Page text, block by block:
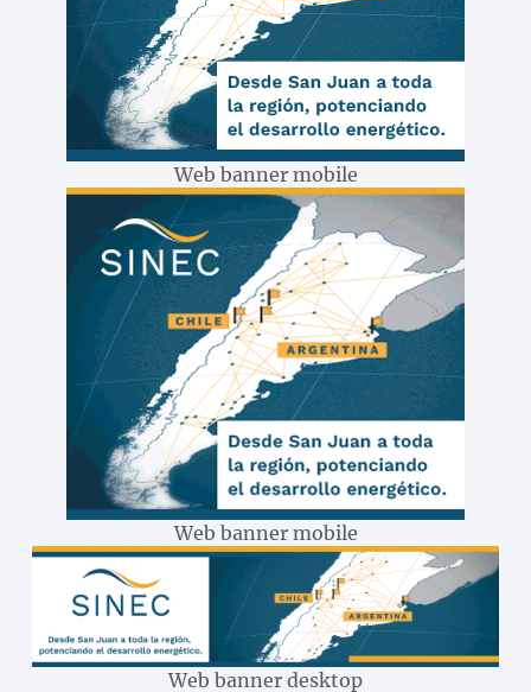
Web banner mobile
Web banner mobile
Web banner desktop